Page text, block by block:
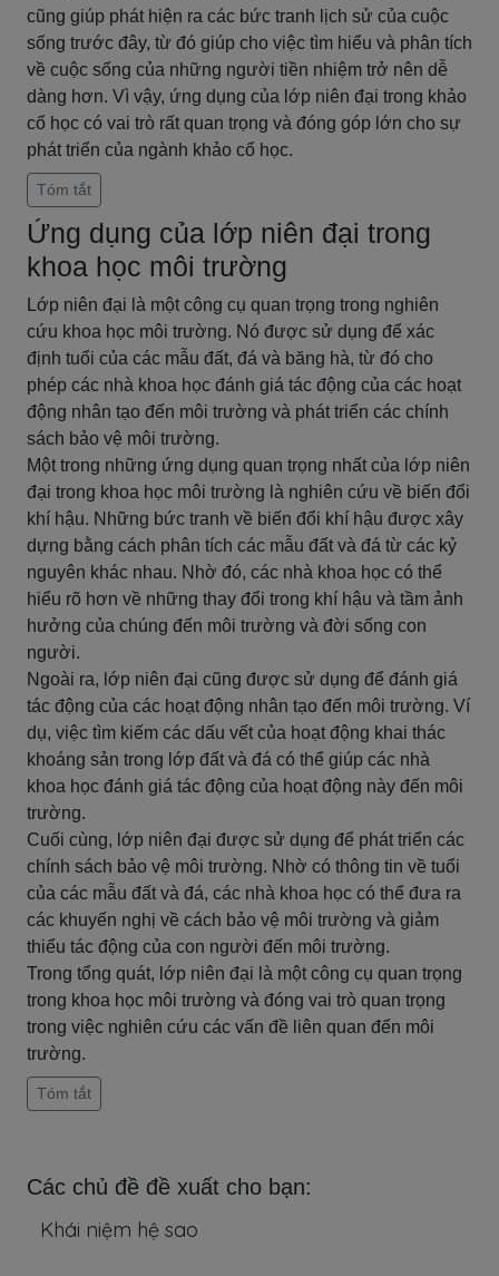
cũng giúp phát hiện ra các bức tranh lịch sử của cuộc
sống trước đây, từ đó giúp cho việc tìm hiểu và phân tích
về cuộc sống của những người tiền nhiệm trở nên dễ
dàng hơn. Vì vậy, ứng dụng của lớp niên đại trong khảo
cổ học có vai trò rất quan trọng và đóng góp lớn cho sự
phát triển của ngành khảo cổ học.
Tóm tắt
Ứng dụng của lớp niên đại trong
khoa học môi trường
Lớp niên đại là một công cụ quan trọng trong nghiên
cứu khoa học môi trường. Nó được sử dụng để xác
định tuổi của các mẫu đất, đá và băng hà, từ đó cho
phép các nhà khoa học đánh giá tác động của các hoạt
động nhân tạo đến môi trường và phát triển các chính
sách bảo vệ môi trường.
Một trong những ứng dụng quan trọng nhất của lớp niên
đại trong khoa học môi trường là nghiên cứu về biến đổi
khí hậu. Những bức tranh về biến đổi khí hậu được xây
dựng bằng cách phân tích các mẫu đất và đá từ các kỷ
nguyên khác nhau. Nhờ đó, các nhà khoa học có thể
hiểu rõ hơn về những thay đổi trong khí hậu và tầm ảnh
hưởng của chúng đến môi trường và đời sống con
người.
Ngoài ra, lớp niên đại cũng được sử dụng để đánh giá
tác động của các hoạt động nhân tạo đến môi trường. Ví
dụ, việc tìm kiếm các dấu vết của hoạt động khai thác
khoáng sản trong lớp đất và đá có thể giúp các nhà
khoa học đánh giá tác động của hoạt động này đến môi
trường.
Cuối cùng, lớp niên đại được sử dụng để phát triển các
chính sách bảo vệ môi trường. Nhờ có thông tin về tuổi
của các mẫu đất và đá, các nhà khoa học có thể đưa ra
các khuyến nghị về cách bảo vệ môi trường và giảm
thiểu tác động của con người đến môi trường.
Trong tổng quát, lớp niên đại là một công cụ quan trọng
trong khoa học môi trường và đóng vai trò quan trọng
trong việc nghiên cứu các vấn đề liên quan đến môi
trường.
Tóm tắt
Các chủ đề đề xuất cho bạn:
Khái niệm hệ sao